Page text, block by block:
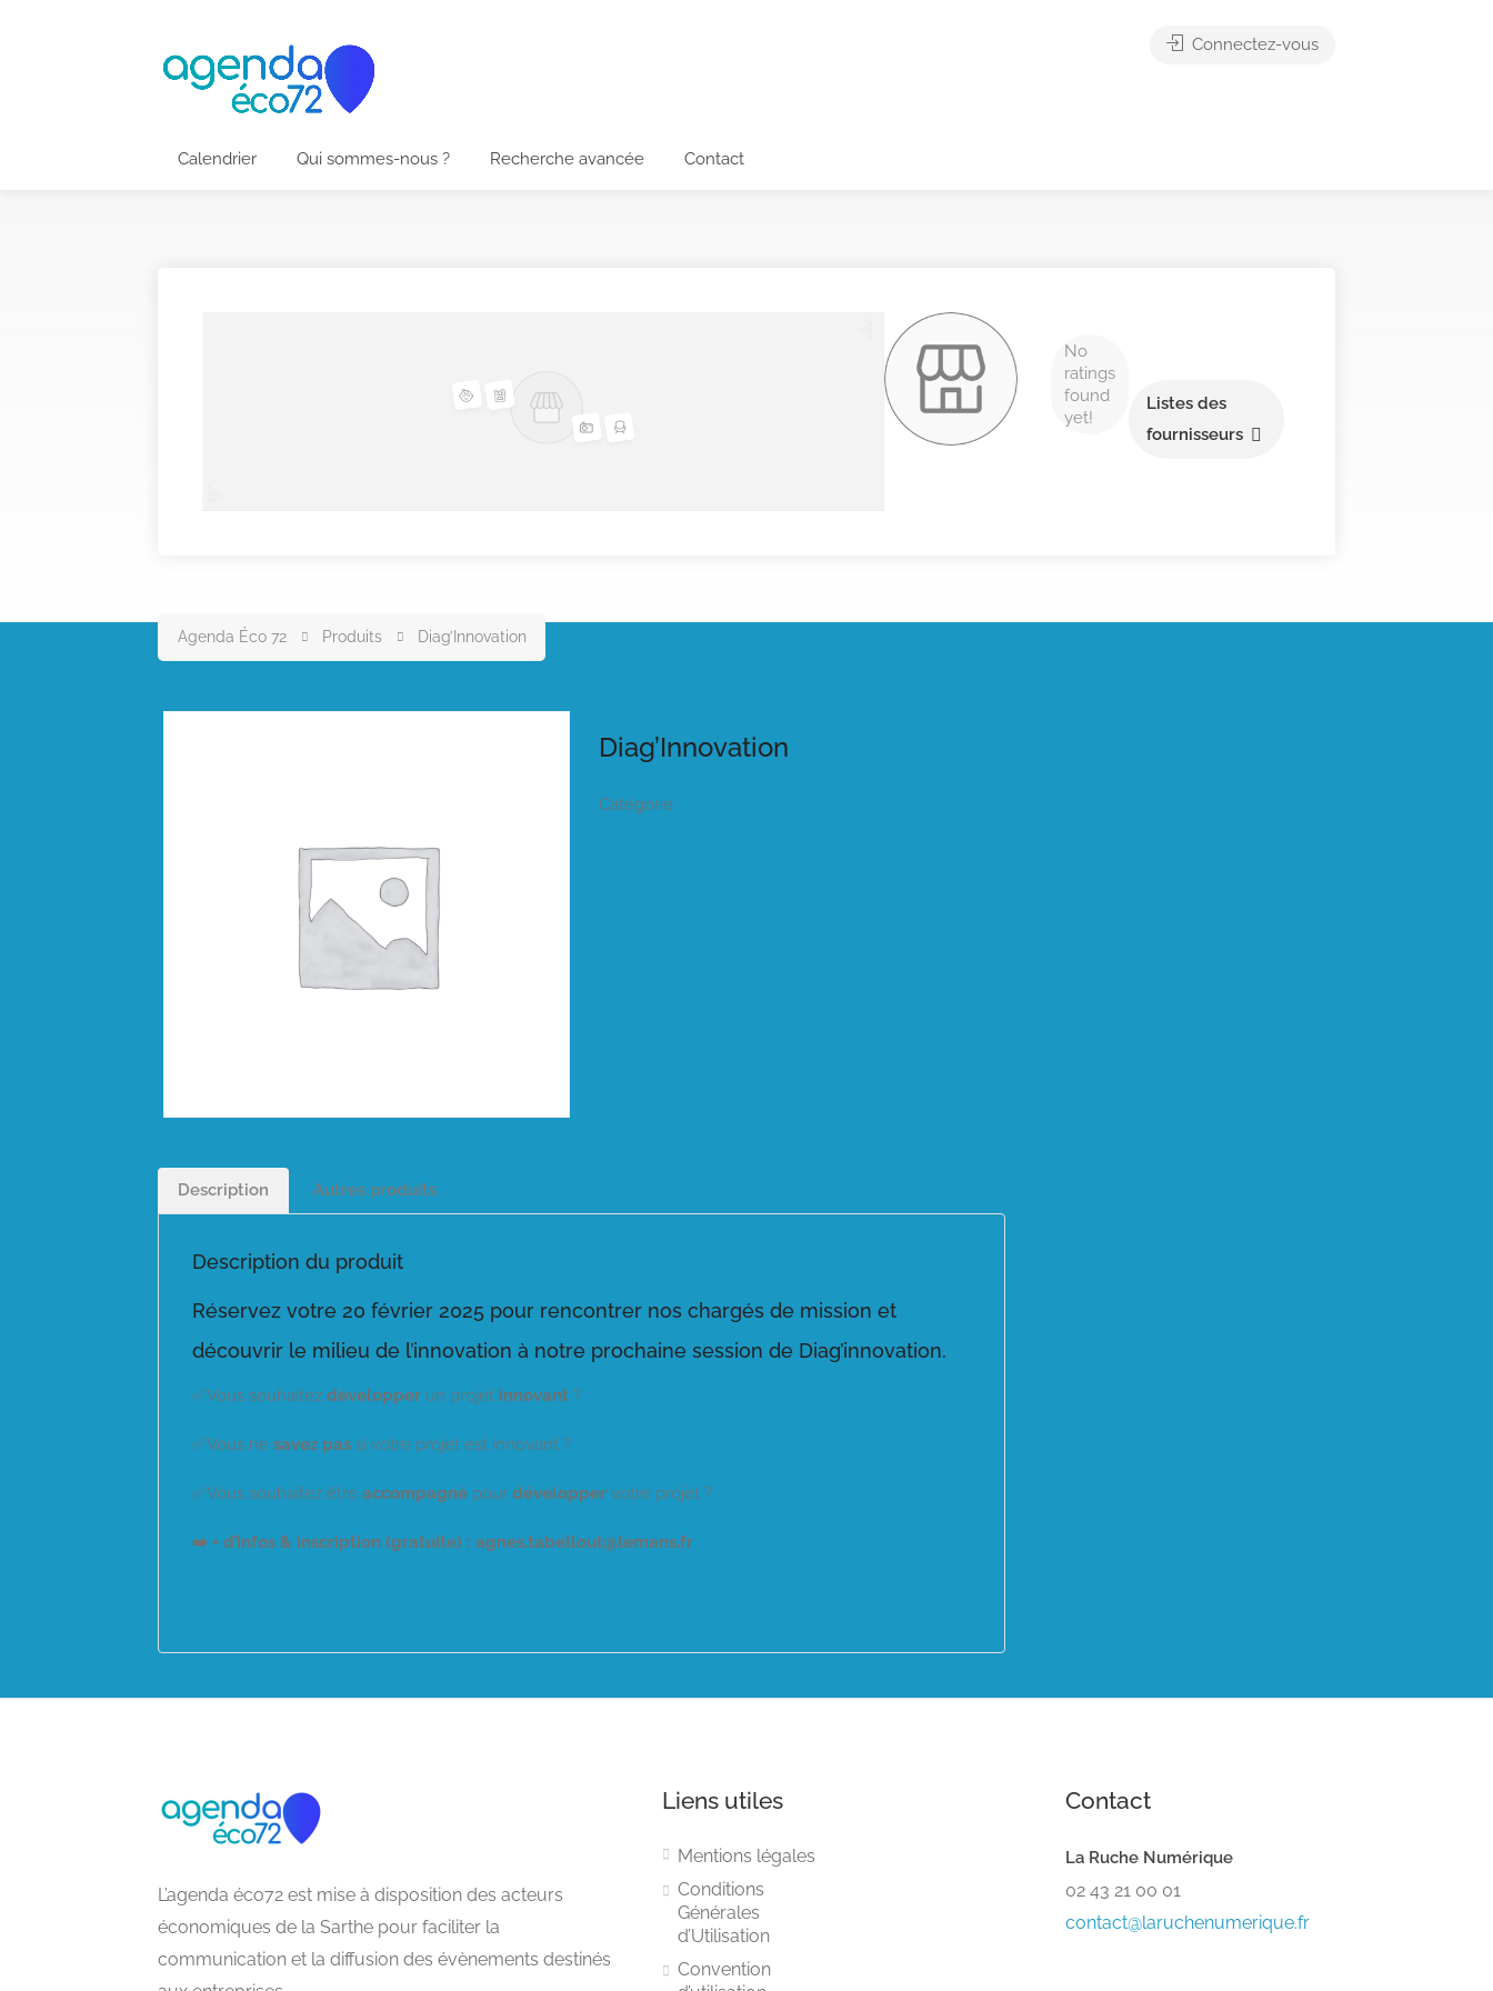
Calendrier Qui sommes-nous ? Recherche avancée Contact
Connectez-vous
No
ratings
found
yet!
Listes des
fournisseurs
Agenda Éco 72 Produits Diag’Innovation
Diag’Innovation
Catégorie :
Description Autres produits
Description du produit
Réservez votre 20 février 2025 pour rencontrer nos chargés de mission et
découvrir le milieu de l’innovation à notre prochaine session de Diag’innovation.
✅Vous souhaitez développer un projet innovant ?
✅Vous ne savez pas si votre projet est innovant ?
✅Vous souhaitez être accompagné pour développer votre projet ?
➡️ + d’infos & inscription (gratuite) : agnes.tabellout@lemans.fr
L’agenda éco72 est mise à disposition des acteurs
économiques de la Sarthe pour faciliter la
communication et la diffusion des évènements destinés
Liens utiles
Mentions légales
Conditions
Générales
d’Utilisation
Convention
Contact
La Ruche Numérique
02 43 21 00 01
contact@laruchenumerique.fr